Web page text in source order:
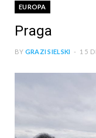
EUROPA
Praga
BY GRAZI SIELSKI 15